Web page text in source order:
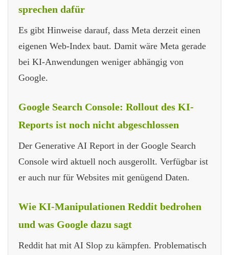
sprechen dafür
Es gibt Hinweise darauf, dass Meta derzeit einen
eigenen Web-Index baut. Damit wäre Meta gerade
bei KI-Anwendungen weniger abhängig von
Google.
Google Search Console: Rollout des KI-
Reports ist noch nicht abgeschlossen
Der Generative AI Report in der Google Search
Console wird aktuell noch ausgerollt. Verfügbar ist
er auch nur für Websites mit genügend Daten.
Wie KI-Manipulationen Reddit bedrohen
und was Google dazu sagt
Reddit hat mit AI Slop zu kämpfen. Problematisch